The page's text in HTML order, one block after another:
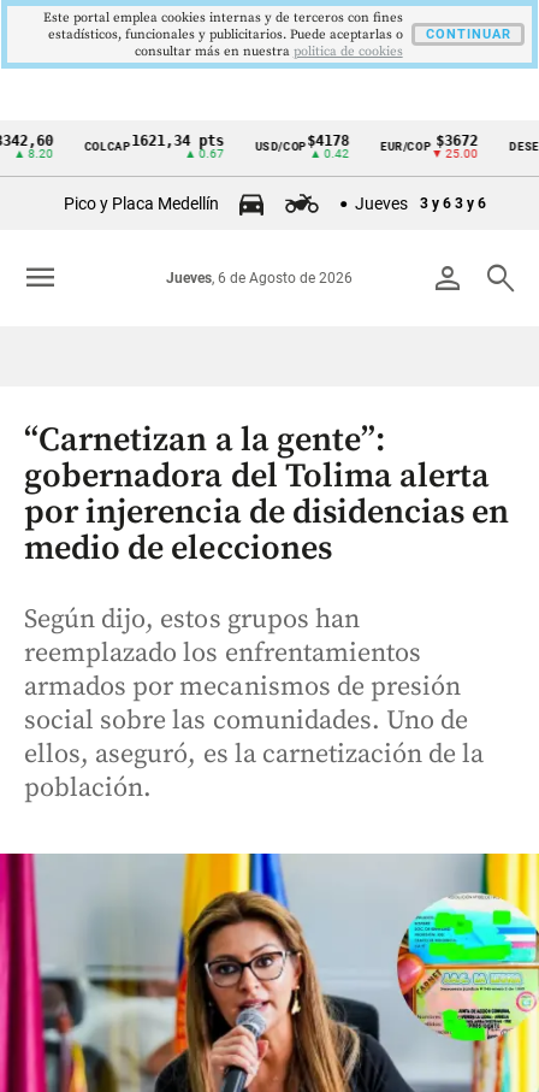
Cintillo
Colombia
COLCAP1621,34 pts USD/COP$4178
▲ 0.42
EUR/COP $3672
▼ 25.00
Pico y Placa Medellín Jueves 3 y 6 3 y 6
person search
Jueves, 6 de Agosto de 2026
menu
“Carnetizan a la gente”:
gobernadora del Tolima alerta
por injerencia de disidencias en
medio de elecciones
Según dijo, estos grupos han
reemplazado los enfrentamientos
armados por mecanismos de presión
social sobre las comunidades. Uno de
ellos, aseguró, es la carnetización de la
población.
Este portal emplea cookies internas y de terceros con fines
estadísticos, funcionales y publicitarios. Puede aceptarlas o
consultar más en nuestra politica de cookies
CONTINUAR